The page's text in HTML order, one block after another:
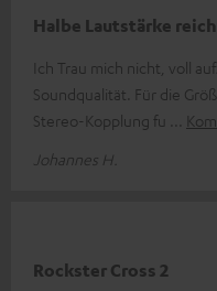
Halbe Lautstärke
Ich Trau mich nicht, voll
Soundqualität. Für die
Stereo-Kopplung fu
Johannes H.
Rockster Cross 2